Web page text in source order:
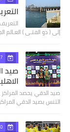
إلى ( ذو الفتـى )
27
صيد
صيد الدقي يحصد
التنس بصيد الدقي
20